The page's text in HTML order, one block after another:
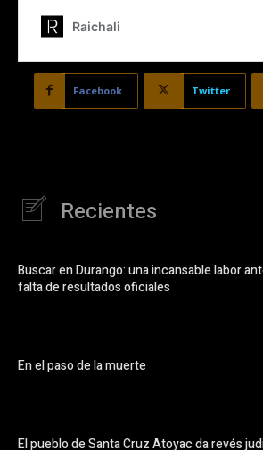
Facebook Twitter
Recientes
Buscar en Durango: una incansable labor
falta de resultados oficiales
En el paso de la muerte
El pueblo de Santa Cruz Atoyac da revés